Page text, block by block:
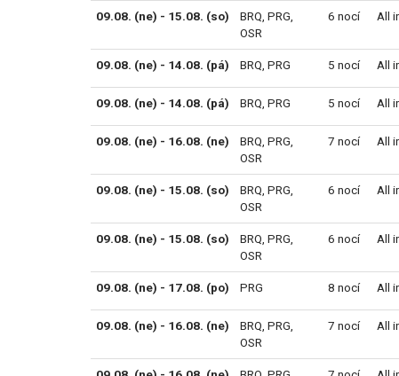
09.08. (ne) - 15.08. (so) BRQ, PRG,
OSR
6 nocí All
09.08. (ne) - 14.08. (pá) BRQ, PRG 5 nocí All
09.08. (ne) - 14.08. (pá) BRQ, PRG 5 nocí All
09.08. (ne) - 16.08. (ne) BRQ, PRG,
OSR
7 nocí All
09.08. (ne) - 15.08. (so) BRQ, PRG,
OSR
6 nocí All
09.08. (ne) - 15.08. (so) BRQ, PRG,
OSR
6 nocí All
09.08. (ne) - 17.08. (po) PRG 8 nocí All
09.08. (ne) - 16.08. (ne) BRQ, PRG,
OSR
7 nocí All